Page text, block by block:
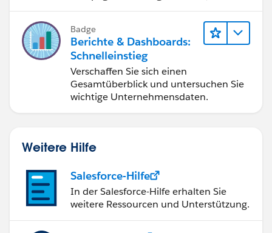
Badge
Berichte & Dashboards:
Schnelleinstieg
Verschaffen Sie sich einen
Gesamtüberblick und untersuchen Sie
wichtige Unternehmensdaten.
Weitere Hilfe
Salesforce-Hilfe
In der Salesforce-Hilfe erhalten Sie
weitere Ressourcen und Unterstützung.